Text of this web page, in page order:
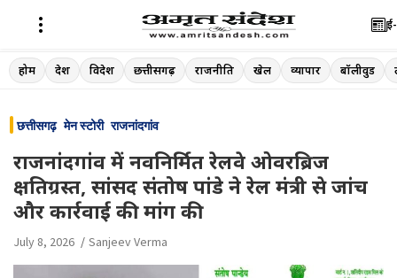
Skip
to
होम देश विदेश छत्तीसगढ़ राजनीति खेल व्यापार बॉलीवुड
छत्तीसगढ़ मेन स्टोरी राजनांदगांव
राजनांदगांव में नवनिर्मित रेलवे ओवरब्रिज
क्षतिग्रस्त, सांसद संतोष पांडे ने रेल मंत्री से जांच
और कार्रवाई की मांग की
July 8, 2026 Sanjeev Verma